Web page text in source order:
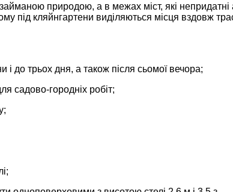
природою, а в межах міст, які непридатні
під кляйнгартени виділяються місця вздовж
і до трьох дня, а також після сьомої вечора;
садово-городніх робіт;